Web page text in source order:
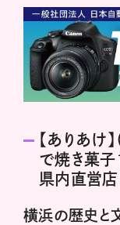
【ありあけ
で焼き菓
県内直営
横浜の歴史と